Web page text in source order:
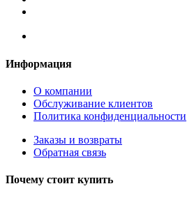
Информация
О компании
Обслуживание клиентов
Политика конфиденциальности
Заказы и возвраты
Обратная связь
Почему стоит купить